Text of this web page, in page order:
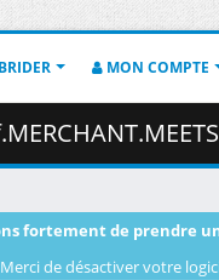
MON COMPTE
fortement de prendre
Merci de désactiver votre